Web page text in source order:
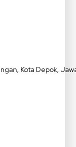
Kota Depok,